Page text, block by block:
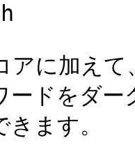
アに加え
ードをダ
ます。